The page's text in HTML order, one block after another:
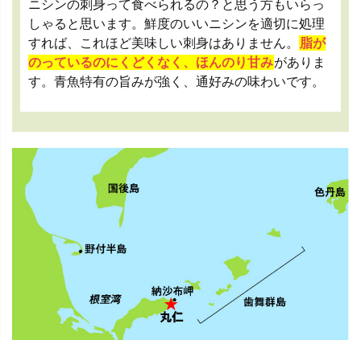
ニシンの刺身って食べられるの？と思う方もいらっ
しゃると思います。鮮度のいいニシンを適切に処理
すれば、これほど美味しい刺身はありません。
脂が
のっているのにくどくなく、ほんのり甘みがありま
す。青魚特有の旨みが強く、通好みの味わいです。